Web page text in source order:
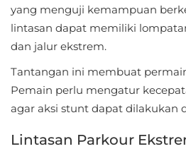
&
Reference
Referensi
Business
yang menguji kemampuan
lintasan dapat memiliki
dan jalur ekstrem.
Tantangan ini membuat
Pemain perlu mengatur
agar aksi stunt dapat dilakukan
Lintasan Parkour